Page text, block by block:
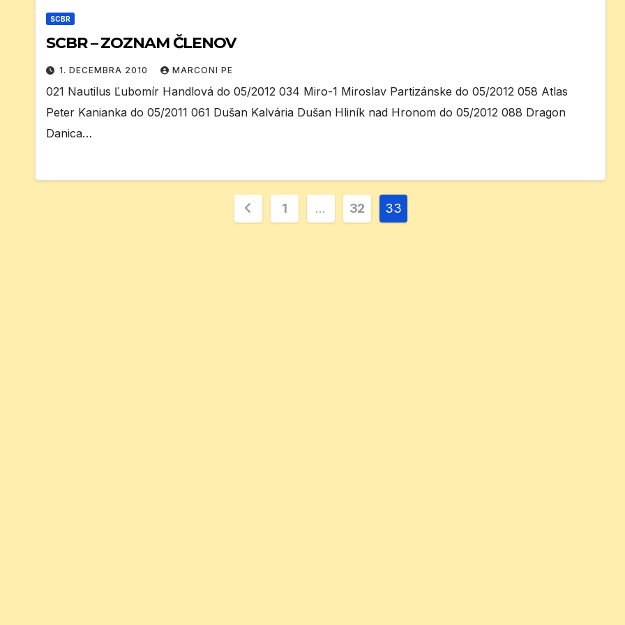
SCBR
SCBR – ZOZNAM ČLENOV
1. DECEMBRA 2010 MARCONI PE
021 Nautilus Ľubomír Handlová do 05/2012 034 Miro-1 Miroslav Partizánske do 05/2012 058 Atlas
Peter Kanianka do 05/2011 061 Dušan Kalvária Dušan Hliník nad Hronom do 05/2012 088 Dragon
Danica…
Stránkovanie
1 … 32 33